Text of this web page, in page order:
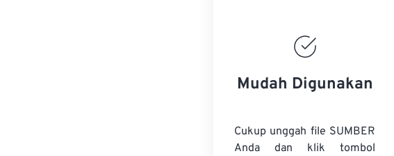
Mudah Digunakan
Cukup unggah file SUMBER
Anda dan klik tombol